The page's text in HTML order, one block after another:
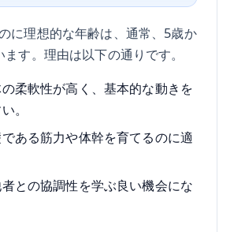
に理想的な年齢は、通常、5歳か
す。理由は以下の通りです。
柔軟性が高く、基本的な動きを
。
ある筋力や体幹を育てるのに適
との協調性を学ぶ良い機会にな